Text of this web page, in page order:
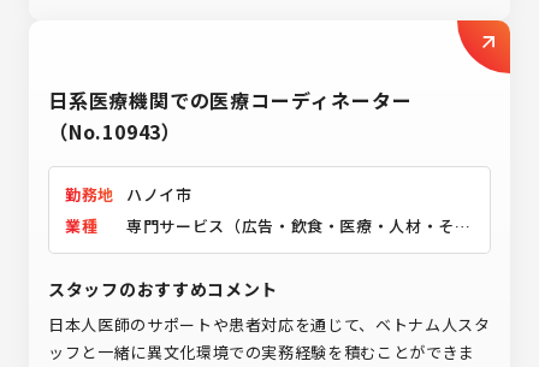
日系医療機関での医療コーディネーター
（No.10943）
勤務地
ハノイ市
業種
専門サービス（広告・飲食・医療・人材・その
他）
スタッフのおすすめコメント
日本人医師のサポートや患者対応を通じて、ベトナム人スタ
ッフと一緒に異文化環境での実務経験を積むことができま